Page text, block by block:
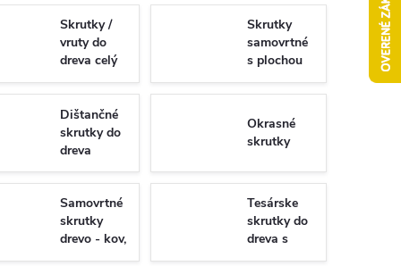
Skrutky /
vruty do
dreva celý
závit
Torx/PZ
Skrutky
samovrtné
s plochou
hlavou -
univerzálne
Dištančné
skrutky do
dreva
Okrasné
skrutky
Samovrtné
skrutky
drevo - kov,
WSDST
Tesárske
skrutky do
dreva s
plným